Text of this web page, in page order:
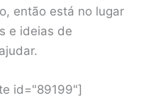
então está no lugar
e ideias de
id="89199"]